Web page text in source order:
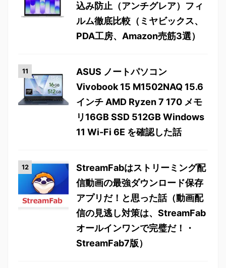
込み防止（アンチグレア）フィ
ルム徹底比較（ミヤビックス、
PDA工房、Amazon売筋3選）
ASUS ノートパソコン
Vivobook 15 M1502NAQ 15.6
インチ AMD Ryzen 7 170 メモ
リ16GB SSD 512GB Windows
11 Wi-Fi 6E を確認した話
StreamFabはストリーミング配
信動画の最強ダウンロード保存
アプリだ！と思った話（動画配
信の見逃し対策は、StreamFab
オールインワンで完璧だ！・
StreamFab7版）